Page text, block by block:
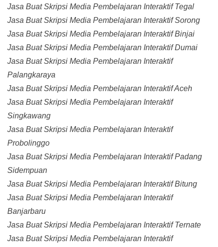
Jasa Buat Skripsi Media Pembelajaran Interaktif Tegal
Jasa Buat Skripsi Media Pembelajaran Interaktif Sorong
Jasa Buat Skripsi Media Pembelajaran Interaktif Binjai
Jasa Buat Skripsi Media Pembelajaran Interaktif Dumai
Jasa Buat Skripsi Media Pembelajaran Interaktif
Palangkaraya
Jasa Buat Skripsi Media Pembelajaran Interaktif Aceh
Jasa Buat Skripsi Media Pembelajaran Interaktif
Singkawang
Jasa Buat Skripsi Media Pembelajaran Interaktif
Probolinggo
Jasa Buat Skripsi Media Pembelajaran Interaktif Padang
Sidempuan
Jasa Buat Skripsi Media Pembelajaran Interaktif Bitung
Jasa Buat Skripsi Media Pembelajaran Interaktif
Banjarbaru
Jasa Buat Skripsi Media Pembelajaran Interaktif Ternate
Jasa Buat Skripsi Media Pembelajaran Interaktif